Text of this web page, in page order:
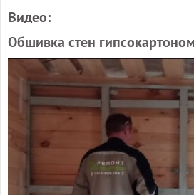
Видео:
Обшивка стен